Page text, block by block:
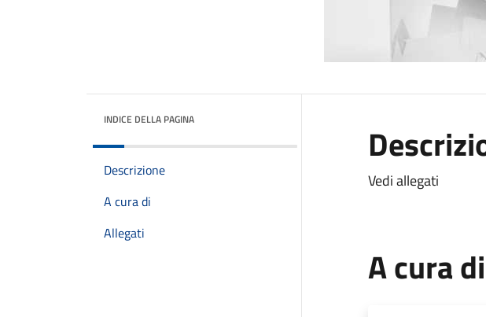
INDICE DELLA PAGINA
Descrizione
A cura di
Allegati
Vedi allegati
A cura di